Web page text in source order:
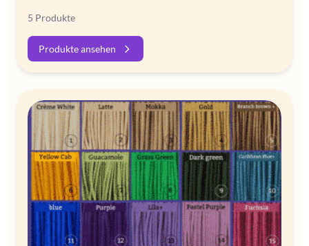
5 Produkte
Produkte ansehen